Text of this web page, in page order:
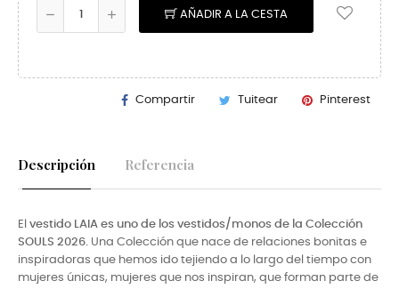
AÑADIR A LA CESTA
Compartir Tuitear Pinterest
Descripción Referencia
El vestido LAIA es uno de los vestidos/monos de la Colección
SOULS 2026. Una Colección que nace de relaciones bonitas e
inspiradoras que hemos ido tejiendo a lo largo del tiempo con
mujeres únicas, mujeres que nos inspiran, que forman parte de